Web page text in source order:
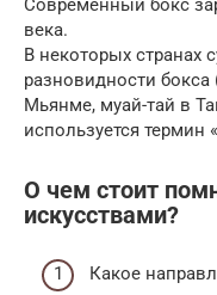
Современный бокс
века.
В некоторых странах
разновидности
Мьянме, муай-тай в
используется термин
О чем стоит
искусствами?
Какое